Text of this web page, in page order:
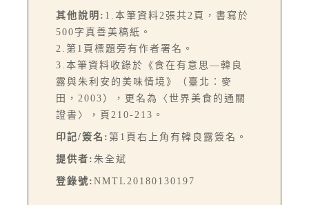
其他說明: 1.本筆資料2張共2頁，書寫於
500字真善美稿紙。
2.第1頁標題旁有作者署名。
3.本筆資料收錄於《食在有意思—韓良
露與朱利安的美味情境》（臺北：麥
田，2003），更名為〈世界美食的通關
證書〉，頁210-213。
印記/簽名: 第1頁右上角有韓良露簽名。
提供者: 朱全斌
登錄號: NMTL20180130197